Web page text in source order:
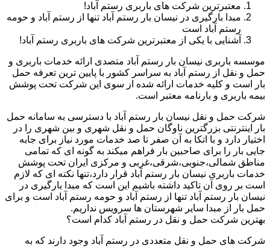
معتبرترین شرکت های باربری رستم آباد!
مبدا بارگیری در نیسان بار رستم آباد تنها از رستم آباد و حومه
رستم آباد است
آشنایی با یکی از معتبرترین شرکت های باربری رستم آباد!
موسسه باربری نیسان بار رستم آباد متصدی ارائه خدمات باربری و
حمل و نقل از رستم آباد به سراسر کشور با پایین ترین تعرفه حمل
بار است و کلیه خدمات ارائه شده از سوی این شرکت تحت پوشش
بیمه باربری و بارنامه معتبر است.
شرکت حمل و نقل نیسان بار رستم آباد با دسترسی به سامانه حمل
بار اینترنتی بزرگترین ناوگان حمل و نقل شهری و بین شهری را در
اختیار دارد و با اتکا به آن صفر تا صد خدمات مورد نیاز برای جابه
جایی بار را برای صاحبین بار فراهم میکند به گونه ای که تمامی
مناطق شمالی،جنوبی،شرقی،غربی و مرکزی ایران تحت پوشش
خدمات باربری نیسان بار رستم آباد قرار دارد،تنها نکته ای که لازم
است بر روی آن تاکید داشته باشیم این است که مبدا بارگیری در
نیسان بار رستم آباد تنها از رستم آباد و حومه رستم آباد است و برای
حمل بار از مبدا سایر شهرستان ها سرویس نداریم.
بهترین شرکت حمل و نقل در رستم آباد کدام است؟
شرکت های حمل و نقل متعددی در رستم آباد وجود دارند که به